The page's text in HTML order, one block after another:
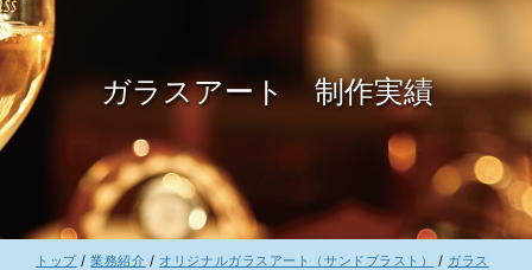
ガラスアート 制作実績
現トップ/業務紹介 / オリジナルガラスアート（サンドブラスト） / ガラス